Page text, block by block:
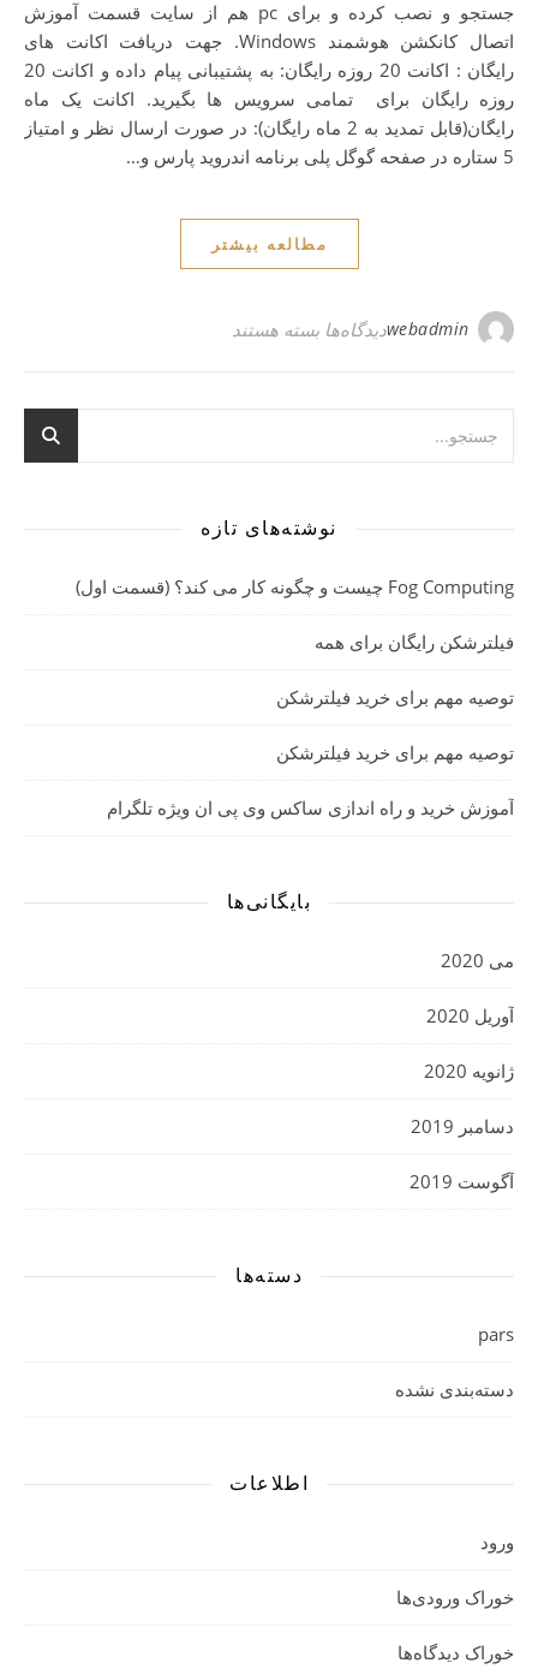
جستجو و نصب کرده و برای pc هم از سایت قسمت آموزش
اتصال کانکشن هوشمند Windows. جهت دریافت اکانت های
رایگان : اکانت 20 روزه رایگان: به پشتیبانی پیام داده و اکانت 20
روزه رایگان برای تمامی سرویس ها بگیرید. اکانت یک ماه
رایگان(قابل تمدید به 2 ماه رایگان): در صورت ارسال نظر و امتیاز
5 ستاره در صفحه گوگل پلی برنامه اندروید پارس و…
مطالعه بیشتر
webadminدیدگاه‌هابرای فیلترشکن رایگان برای همه
بسته هستند
نوشته‌های تازه
Fog Computing چیست و چگونه کار می کند؟ (قسمت اول)
فیلترشکن رایگان برای همه
توصیه مهم برای خرید فیلترشکن
توصیه مهم برای خرید فیلترشکن
آموزش خرید و راه اندازی ساکس وی پی ان ویژه تلگرام
بایگانی‌ها
می 2020
آوریل 2020
ژانویه 2020
دسامبر 2019
آگوست 2019
دسته‌ها
pars
دسته‌بندی نشده
اطلاعات
ورود
خوراک ورودی‌ها
خوراک دیدگاه‌ها